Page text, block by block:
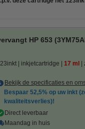
HP 653
inkjetcartridge 17 ml
Bekijk de specificaties en
Bespaar 52,5% op uw inkt
kwaliteitsverlies)!
Direct leverbaar
Maandag in huis